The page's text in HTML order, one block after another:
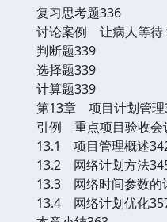
复习思考题336
讨论案例 让病人等待
判断题339
选择题339
计算题339
第13章 项目计划管理
引例 重点项目验收会
13.1 项目管理概述
13.2 网络计划方法
13.3 网络时间参数的
13.4 网络计划优化